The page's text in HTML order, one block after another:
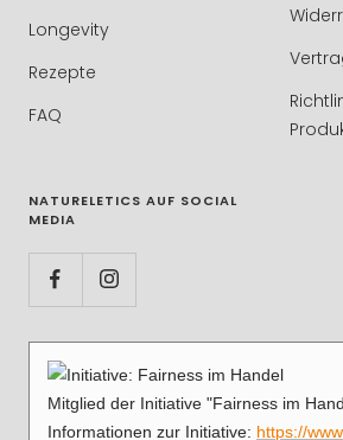
Longevity
Rezepte
FAQ
NATURELETICS AUF SOCIAL
MEDIA
Mitglied der Initiative "Fairness im
Informationen zur Initiative: https://